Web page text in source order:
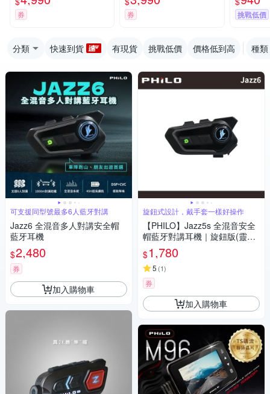
0FPS/雙人藍牙對講/
超長續航/360度旋轉
券
鏡面 (贈32G記憶卡)
券
式/智慧
防水防
挑戰低價
分類 快速到貨 有現貨 挑戰低價 價格低到高 種類
可支援同型號最多6人藍牙對講
Jazz6 全混音多人對講安全帽
藍牙耳機
$2,480
券
加入購物車
旋鈕式設計，戴手套一樣好操作
【PHILO】Jazz5s 全混音安全
帽藍牙對講耳機｜旋鈕版(靈敏
旋鈕/語音導航/對講機/騎士首
選)
$1,780
5 (1)
券
加入購物車